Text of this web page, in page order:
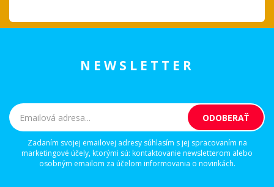
NEWSLETTER
Zadaním svojej emailovej adresy súhlasím s jej spracovaním na
marketingové účely, ktorými sú: kontaktovanie newsletterom alebo
osobným emailom za účelom informovania o novinkách.